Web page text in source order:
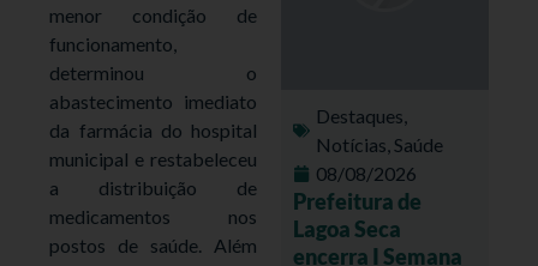
menor condição de
funcionamento,
determinou o
abastecimento imediato
da farmácia do hospital
municipal e restabeleceu
a distribuição de
medicamentos nos
postos de saúde. Além
Destaques,
Notícias,Saúde
08/08/2026
Prefeitura de
Lagoa Seca
encerra I Semana